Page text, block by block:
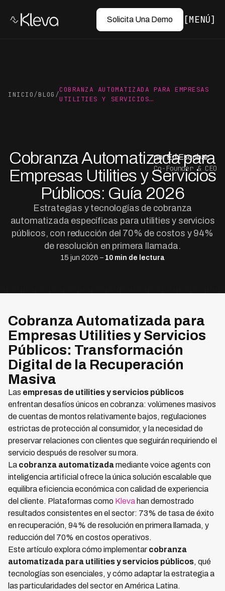
Solicita Una Demo MENÚ
INICIO/BLOG /
COBRANZA AUTOMATIZADA PARA EMPRESAS
UTILITIES Y SERVICIOS…
Cobranza Automatizada para
Empresas Utilities y Servicios
Públicos: Guía 2026
Estrategias y tecnologías de cobranza
automatizada específicas para utilities y servicios
públicos, con reducción del 70% de costos y 94%
de resolución en primera llamada.
15 jun 2026 – 10 min de lectura
por Ed Escobar
Co-Founder & CEO
Cobranza Automatizada para
Empresas Utilities y Servicios
Públicos: Transformación
Digital de la Recuperación
Masiva
Las empresas de utilities y servicios públicos
enfrentan desafíos únicos en cobranza: volúmenes masivos
de cuentas de montos relativamente bajos, regulaciones
estrictas de protección al consumidor, y la necesidad de
preservar relaciones con clientes que seguirán requiriendo el
servicio después de resolver su mora.
La cobranza automatizadamediante voice agents con
inteligencia artificial ofrece la única solución escalable que
equilibra eficiencia económica con calidad de experiencia
del cliente. Plataformas como Kleva han demostrado
resultados consistentes en el sector: 73% de tasa de éxito
en recuperación, 94% de resolución en primera llamada, y
reducción del 70% en costos operativos.
Este artículo explora cómo implementar cobranza
automatizada para utilities y servicios públicos, qué
tecnologías son esenciales, y cómo adaptar la estrategia a
las particularidades del sector en América Latina.